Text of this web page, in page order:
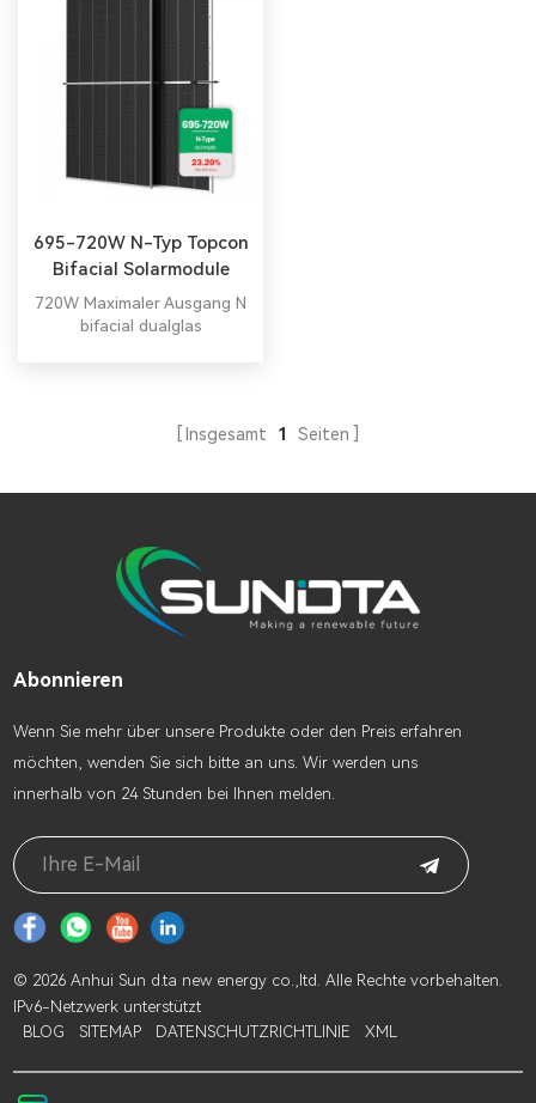
695-720W N-Typ Topcon
Bifacial Solarmodule
720W Maximaler Ausgang N
bifacial dualglas
Insgesamt 1 Seiten
Abonnieren
Wenn Sie mehr über unsere Produkte oder den Preis erfahren
möchten, wenden Sie sich bitte an uns. Wir werden uns
innerhalb von 24 Stunden bei Ihnen melden.
© 2026 Anhui Sun d.ta new energy co.,ltd. Alle Rechte vorbehalten.
IPv6-Netzwerk unterstützt
BLOG
SITEMAP DATENSCHUTZRICHTLINIE XML